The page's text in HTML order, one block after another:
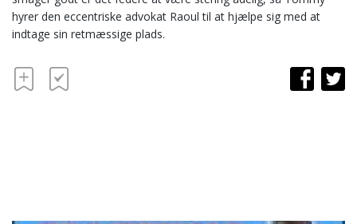
Scope
Kontakt
hyrer den eccentriske advokat Raoul til at hjælpe sig med at
indtage sin retmæssige plads.